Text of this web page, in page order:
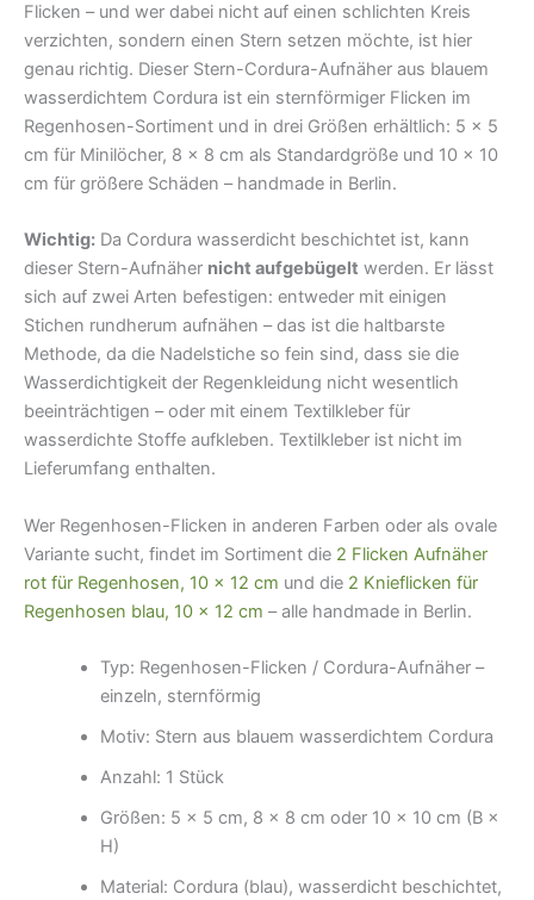
Flicken – und wer dabei nicht auf einen schlichten Kreis
verzichten, sondern einen Stern setzen möchte, ist hier
genau richtig. Dieser Stern-Cordura-Aufnäher aus blauem
wasserdichtem Cordura ist ein sternförmiger Flicken im
Regenhosen-Sortiment und in drei Größen erhältlich: 5 × 5
cm für Minilöcher, 8 × 8 cm als Standardgröße und 10 × 10
cm für größere Schäden – handmade in Berlin.
Wichtig: Da Cordura wasserdicht beschichtet ist, kann
dieser Stern-Aufnäher nicht aufgebügelt werden. Er lässt
sich auf zwei Arten befestigen: entweder mit einigen
Stichen rundherum aufnähen – das ist die haltbarste
Methode, da die Nadelstiche so fein sind, dass sie die
Wasserdichtigkeit der Regenkleidung nicht wesentlich
beeinträchtigen – oder mit einem Textilkleber für
wasserdichte Stoffe aufkleben. Textilkleber ist nicht im
Lieferumfang enthalten.
Wer Regenhosen-Flicken in anderen Farben oder als ovale
Variante sucht, findet im Sortiment die 2 Flicken Aufnäher
rot für Regenhosen, 10 × 12 cm und die 2 Knieflicken für
Regenhosen blau, 10 × 12 cm – alle handmade in Berlin.
Typ: Regenhosen-Flicken / Cordura-Aufnäher –
einzeln, sternförmig
Motiv: Stern aus blauem wasserdichtem Cordura
Anzahl: 1 Stück
Größen: 5 × 5 cm, 8 × 8 cm oder 10 × 10 cm (B ×
H)
Material: Cordura (blau), wasserdicht beschichtet,